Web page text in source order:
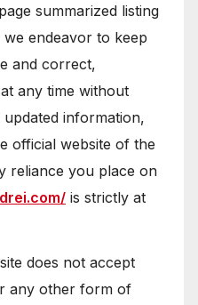
summarized listing
endeavor to keep
and correct,
any time without
information,
official website of the
reliance you place on
is strictly at
does not accept
any other form of